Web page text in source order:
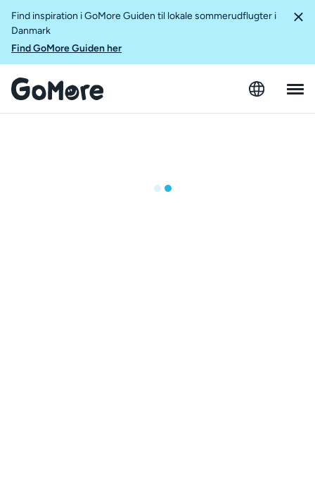
Find inspiration i GoMore Guiden til lokale sommerudflugter i
Danmark
Find GoMore Guiden her